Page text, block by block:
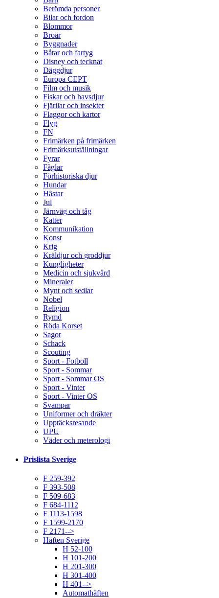
Berömda personer
Bilar och fordon
Blommor
Broar
Byggnader
Båtar och fartyg
Disney och tecknat
Däggdjur
Europa CEPT
Film och musik
Fiskar och havsdjur
Fjärilar och insekter
Flaggor och kartor
Flyg
FN
Frimärken på frimärken
Frimärksutställningar
Fyrar
Fåglar
Förhistoriska djur
Hundar
Hästar
Jul
Järnväg och tåg
Katter
Kommunikation
Konst
Krig
Kräldjur och groddjur
Kungligheter
Medicin och sjukvård
Mineraler
Mynt och sedlar
Nobel
Religion
Rymd
Röda Korset
Sagor
Schack
Scouting
Sport - Fotboll
Sport - Sommar
Sport - Sommar OS
Sport - Vinter
Sport - Vinter OS
Svampar
Uniformer och dräkter
Upptäcksresande
UPU
Väder och meterologi
Prislista Sverige
F 259-392
F 393-508
F 509-683
F 684-1112
F 1113-1598
F 1599-2170
F 2171-->
Häften Sverige
H 52-100
H 101-200
H 201-300
H 301-400
H 401-->
Automathäften